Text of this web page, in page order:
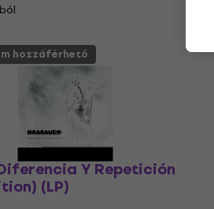
hozzáférhető
Y Repetición
(LP)